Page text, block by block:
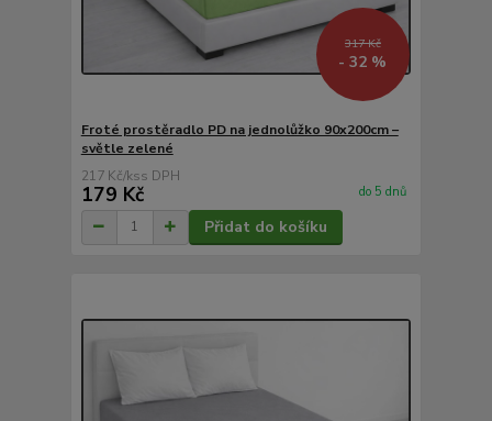
317 Kč
- 32 %
Froté prostěradlo PD na jednolůžko 90x200cm –
světle zelené
217 Kč/ks
179 Kč do 5 dnů
Přidat do košíku